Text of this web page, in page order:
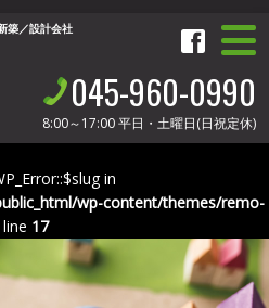
築／設計会社
045-960-0990
8:00～17:00平日・土曜日(日祝定休)
in
wp-content/themes/remo-
17